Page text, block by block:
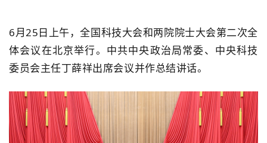
6月25日上午，全国科技大会和两院院士大会第二次全
体会议在北京举行。中共中央政治局常委、中央科技
委员会主任丁薛祥出席会议并作总结讲话。